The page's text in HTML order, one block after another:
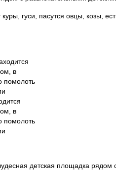
гуси, пасутся овцы, козы,
в
помолоть
детская площадка рядом